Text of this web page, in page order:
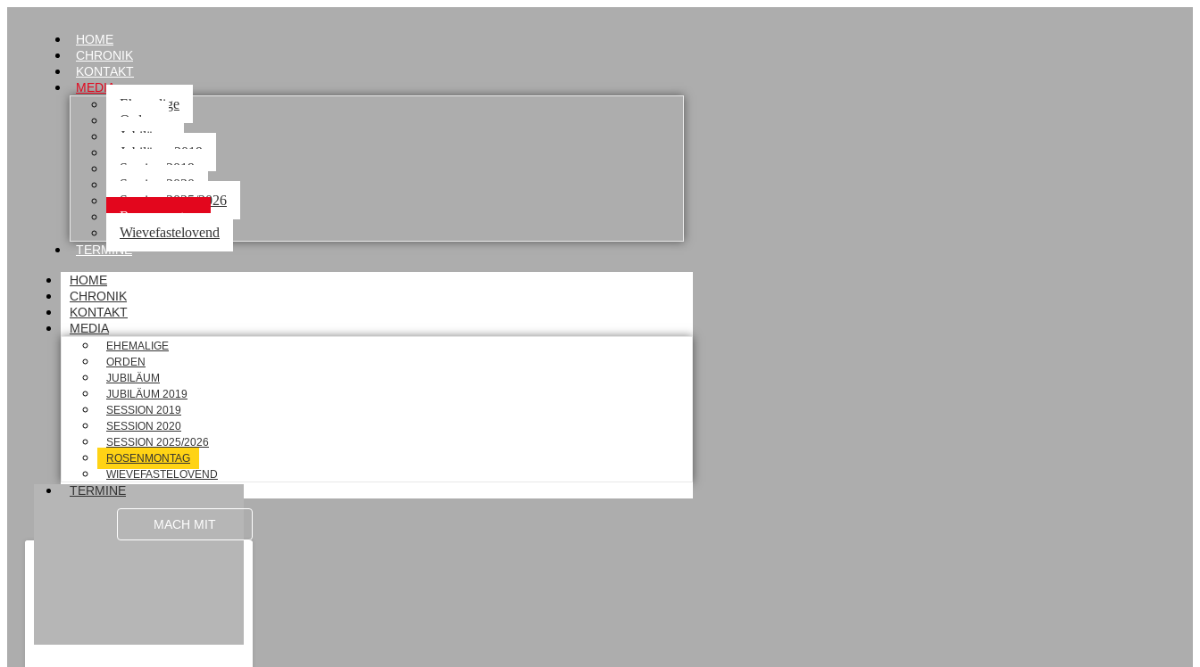
HOME
CHRONIK
KONTAKT
MEDIA
Ehemalige
Orden
Jubiläum
Jubiläum 2019
Session 2019
Session 2020
Session 2025/2026
Rosenmontag
Wievefastelovend
TERMINE
HOME
CHRONIK
KONTAKT
MEDIA
EHEMALIGE
ORDEN
JUBILÄUM
JUBILÄUM 2019
SESSION 2019
SESSION 2020
SESSION 2025/2026
ROSENMONTAG
WIEVEFASTELOVEND
TERMINE
MACH MIT